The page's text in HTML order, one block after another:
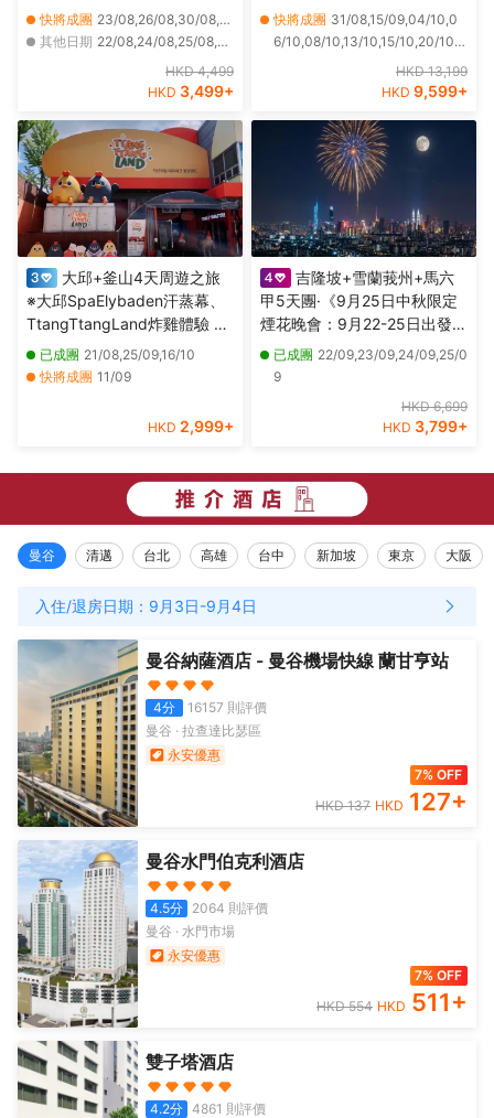
溫泉客房)、幾米廣場、羅東夜
市、羅東林業文化園區、蘭陽
快將成團 23/08,26/08,30/08,02/09,07/09,09/09,15/09,16/09,20/09,23/09,30/09,04/10,18/10,20/10,26/10
其他日期 22/08,24/08,25/08,27/08,28/08,29/08,31/08,01/09,03/09,04/09,05/09,06/09,08/09,10/09,11/09,12/09,13/09,14/09,17/09,18/09
HKD 4,499
HKD 3,499+
島 Garden Villa 包 SPA 、吉
隆坡五星級巿中心EQ酒店 包
家山頂夜景餐廳享用晚餐＋新
派肉骨茶+果木煙燻甘榜雞
快將成團 31/08,15/09,04/10,0
6/10,08/10,13/10,15/10,20/10,2
2/10,27/10,29/10,03/11,05/11,1
0/11,12/11,17/11,26/11,29/11,03/1
HKD 13,199
HKD 9,599+
大邱+釜山4天周遊之旅
※大邱SpaElybaden汗蒸幕、
TtangTtangLand炸雞體驗 ※
釜山海月天空步道+青沙浦紅
白燈塔、海雲台海岸列車體
已成團 21/08,25/09,16/10
快將成團 11/09
HKD 2,999+
吉隆坡+雪蘭莪州+馬六
甲5天團·《9月25日中秋限定
煙花晚會：9月22-25日出發》
【永安獨家】全新夜景山頂餐
廳，欣賞中秋煙花晚會、瓜拉
淚】及螢火蟲)、適耕莊【欣賞
已成團 22/09,23/09,24/09,25/0
9
HKD 6,699
HKD 3,799+
曼谷 清邁 台北 高雄 台中 新加坡 東京 大阪
入住/退房日期： 9月3日-9月4日
曼谷納薩酒店 - 曼谷機場快線 蘭甘亨站
4分 16157 則評價
曼谷 · 拉查達比瑟區
永安優惠
7% OFF
HKD137 HKD 127+
曼谷水門伯克利酒店
4.5分 2064 則評價
曼谷 · 水門市場
永安優惠
7% OFF
HKD554 HKD 511+
雙子塔酒店
4.2分 4861 則評價